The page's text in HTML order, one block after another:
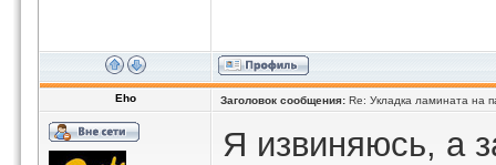
Eho Заголовок сообщения: Re: Укладка ламината на
Я извиняюсь, а